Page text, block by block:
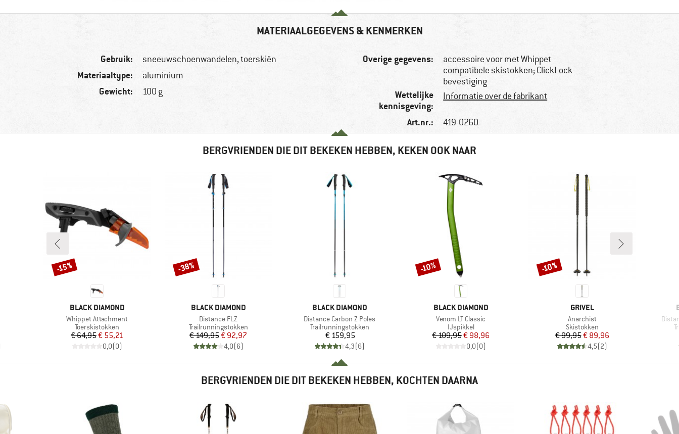
MATERIAALGEGEVENS & KENMERKEN
Gebruik: sneeuwschoenwandelen, toerskiën
Materiaaltype: aluminium
Gewicht: 100 g
Overige gegevens:
accessoire voor met Whippet
compatibele skistokken; ClickLock-
bevestiging
Wettelijke
kennisgeving:
Informatie over de fabrikant
Art.nr.: 419-0260
BERGVRIENDEN DIE DIT BEKEKEN HEBBEN, KEKEN OOK NAAR
MERK
BLACK DIAMOND
Artikel
Whippet Attachment
Productgroep
Toerskistokken
Prijs
€ 64,95Verlaagde prijs
€ 55,21
0,0(0)
Korting
-15%
MERK
BLACK DIAMOND
Artikel
Distance FLZ
Productgroep
Trailrunningstokken
Prijs
€ 149,95Verlaagde prijs
€ 92,97
4,0(6)
Korting
-38%
MERK
BLACK DIAMOND
Artikel
Distance Carbon Z Poles
Productgroep
Trailrunningstokken
Prijs
€ 159,95
4,3(6)
MERK
BLACK DIAMOND
Artikel
Venom LT Classic
Productgroep
IJspikkel
Prijs
€ 109,95Verlaagde prijs
€ 98,96
0,0(0)
Korting
-10%
MERK
GRIVEL
Artikel
Anarchist
Productgroep
Skistokken
Prijs
€ 99,95Verlaagde prijs
€ 89,96
4,5(2)
Korting
-10%
Artikel
BERGVRIENDEN DIE DIT BEKEKEN HEBBEN, KOCHTEN DAARNA